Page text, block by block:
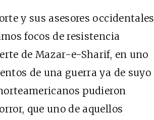
y sus asesores occidentales
focos de resistencia
de Mazar-e-Sharif, en uno
de una guerra ya de suyo
pudieron
que uno de aquellos
Cine desde los márgenes